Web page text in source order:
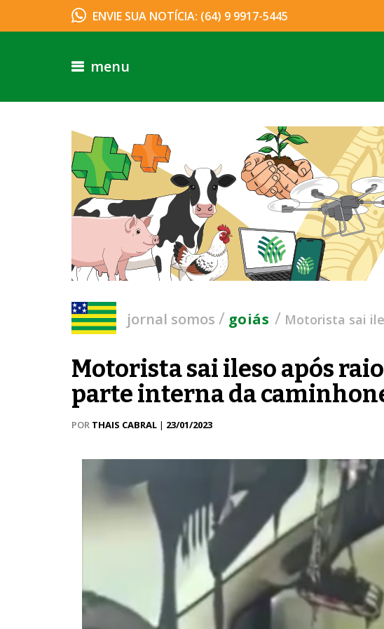
ENVIE SUA NOTÍCIA: (64) 9 9917-5445
menu
jornal somos / goiás / Motorista sai
Motorista sai ileso após
parte interna da
POR THAIS CABRAL | 23/01/2023